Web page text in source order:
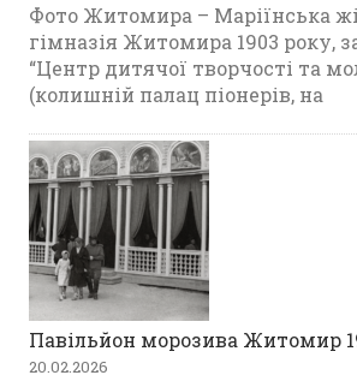
Фото Житомира – Маріїнська
гімназія Житомира 1903 року,
“Центр дитячої творчості та
(колишній палац піонерів, на
Павільйон морозива Житомир
20.02.2026